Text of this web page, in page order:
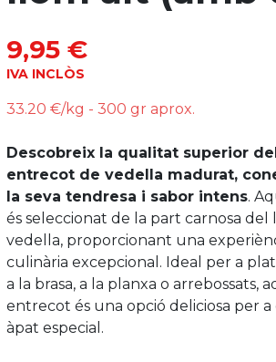
9,95 €
IVA INCLÒS
33.20 €/kg - 300 gr aprox.
Descobreix la qualitat superior
entrecot de vedella madurat,
la seva tendresa i sabor intens.
és seleccionat de la part carnosa del
vedella, proporcionant una
culinària excepcional. Ideal per a
a la brasa, a la planxa o arrebossats,
entrecot és una opció deliciosa per a
àpat especial.